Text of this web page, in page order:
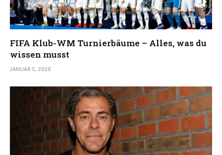
FIFA Klub-WM Turnierbäume – Alles, was du
wissen musst
JANUAR 5, 2026